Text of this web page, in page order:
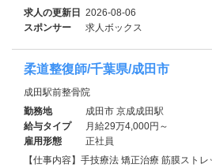
求人の更新日 2026-08-06
スポンサー
求人ボックス
柔道整復師/千葉県/成田市
成田駅前整骨院
勤務地
成田市 京成成田駅
給与タイプ
月給29万4,000円～
雇用形態
正社員
【仕事内容】手技療法 矯正治療 筋膜スト